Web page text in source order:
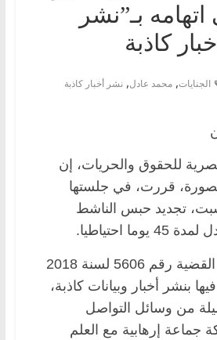
بـ”نشر
كاذبة
الجنايات, محمد عادل, نشر أخبار كاذبة
للحقوق والحريات، إن
قررت، في جلستها
تجديد حبس الناشط
احتياطيا.
يأتي ذلك على ذمة القضية رقم 5606 لسنة 2018
بنشر أخبار وبيانات كاذبة،
من وسائل التواصل
جماعة إرهابية مع العلم